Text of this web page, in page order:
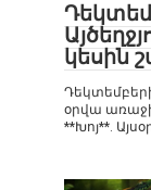
կեսին
օրվա
**Խոյ**.